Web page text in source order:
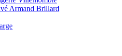
Armand Brillard